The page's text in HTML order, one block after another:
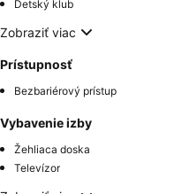
Detský klub
Zobraziť viac
Prístupnosť
Bezbariérový prístup
Vybavenie izby
Žehliaca doska
Televízor